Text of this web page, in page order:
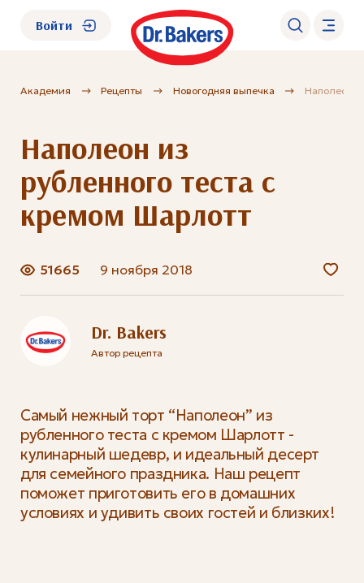
О нас
Каталог
Академия
FAQ
Войти
Академия Рецепты Новогодняя выпечка Наполеон
Наполеон из
рубленного теста с
кремом Шарлотт
51665 9 ноября 2018
Dr. Bakers
Автор рецепта
Самый нежный торт “Наполеон” из
рубленного теста с кремом Шарлотт -
кулинарный шедевр, и идеальный десерт
для семейного праздника. Наш рецепт
поможет приготовить его в домашних
условиях и удивить своих гостей и близких!